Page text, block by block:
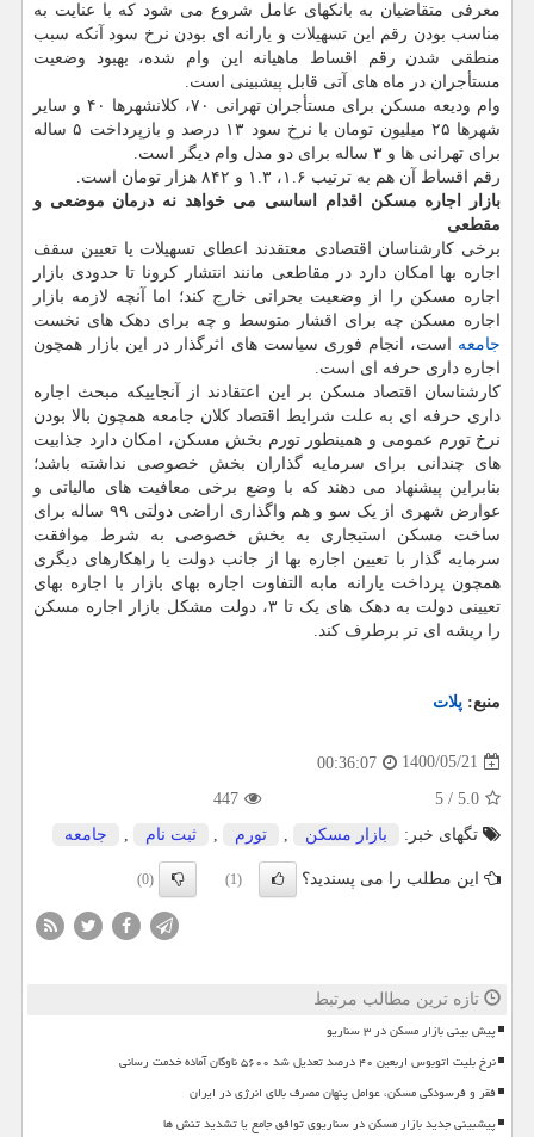
معرفی متقاضیان به بانکهای عامل شروع می شود که با عنایت به
مناسب بودن رقم این تسهیلات و یارانه ای بودن نرخ سود آنکه سبب
منطقی شدن رقم اقساط ماهیانه این وام شده، بهبود وضعیت
مستأجران در ماه های آتی قابل پیشبینی است.
وام ودیعه مسکن برای مستأجران تهرانی ۷۰، کلانشهرها ۴۰ و سایر
شهرها ۲۵ میلیون تومان با نرخ سود ۱۳ درصد و بازپرداخت ۵ ساله
برای تهرانی ها و ۳ ساله برای دو مدل وام دیگر است.
رقم اقساط آن هم به ترتیب ۱.۶، ۱.۳ و ۸۴۲ هزار تومان است.
بازار اجاره مسکن اقدام اساسی می خواهد نه درمان موضعی و
مقطعی
برخی کارشناسان اقتصادی معتقدند اعطای تسهیلات یا تعیین سقف
اجاره بها امکان دارد در مقاطعی مانند انتشار کرونا تا حدودی بازار
اجاره مسکن را از وضعیت بحرانی خارج کند؛ اما آنچه لازمه بازار
اجاره مسکن چه برای اقشار متوسط و چه برای دهک های نخست
جامعه است، انجام فوری سیاست های اثرگذار در این بازار همچون
اجاره داری حرفه ای است.
کارشناسان اقتصاد مسکن بر این اعتقادند از آنجاییکه مبحث اجاره
داری حرفه ای به علت شرایط اقتصاد کلان جامعه همچون بالا بودن
نرخ تورم عمومی و همینطور تورم بخش مسکن، امکان دارد جذابیت
های چندانی برای سرمایه گذاران بخش خصوصی نداشته باشد؛
بنابراین پیشنهاد می دهند که با وضع برخی معافیت های مالیاتی و
عوارض شهری از یک سو و هم واگذاری اراضی دولتی ۹۹ ساله برای
ساخت مسکن استیجاری به بخش خصوصی به شرط موافقت
سرمایه گذار با تعیین اجاره بها از جانب دولت یا راهکارهای دیگری
همچون پرداخت یارانه مابه التفاوت اجاره بهای بازار با اجاره بهای
تعیینی دولت به دهک های یک تا ۳، دولت مشکل بازار اجاره مسکن
را ریشه ای تر برطرف کند.
منبع: پلات
1400/05/21
00:36:07
5.0
/
5
447
تگهای خبر:
بازار مسكن تورم ثبت نام جامعه
این مطلب را می پسندید؟ (1)
(0)
تازه ترین مطالب مرتبط
پیش بینی بازار مسکن در ۳ سناریو
نرخ بلیت اتوبوس اربعین ۴۰ درصد تعدیل شد ۵۶۰۰ ناوگان آماده خدمت رسانی
فقر و فرسودگی مسکن، عوامل پنهان مصرف بالای انرژی در ایران
پیشبینی جدید بازار مسکن در سناریوی توافق جامع یا تشدید تنش ها